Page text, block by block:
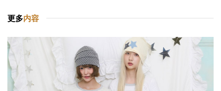
更多内容